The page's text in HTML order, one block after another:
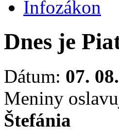
Infozákon
Dnes je
Dátum: 07.
Meniny
Štefánia